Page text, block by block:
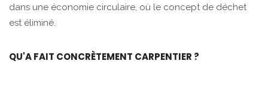
dans une économie circulaire, où le concept de déchet
est éliminé.
QU'A FAIT CONCRÈTEMENT CARPENTIER ?